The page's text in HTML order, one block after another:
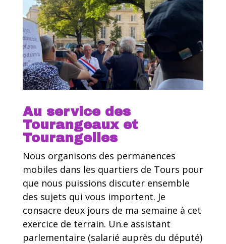
Au service des
Tourangeaux et
Tourangelles
Nous organisons des permanences
mobiles dans les quartiers de Tours pour
que nous puissions discuter ensemble
des sujets qui vous importent. Je
consacre deux jours de ma semaine à cet
exercice de terrain. Un.e assistant
parlementaire (salarié auprès du député)